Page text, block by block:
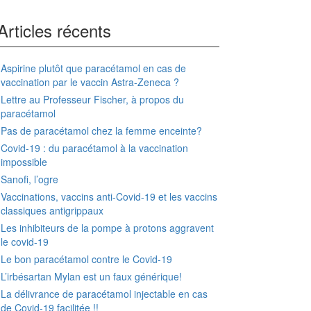
récents
Aspirine plutôt que paracétamol en cas de
vaccination par le vaccin Astra-Zeneca ?
Lettre au Professeur Fischer, à propos du
paracétamol
Pas de paracétamol chez la femme enceinte?
Covid-19 : du paracétamol à la vaccination
impossible
Sanofi, l’ogre
Vaccinations, vaccins anti-Covid-19 et les vaccins
classiques antigrippaux
Les inhibiteurs de la pompe à protons aggravent
le covid-19
Le bon paracétamol contre le Covid-19
L’irbésartan Mylan est un faux générique!
La délivrance de paracétamol injectable en cas
de Covid-19 facilitée !!